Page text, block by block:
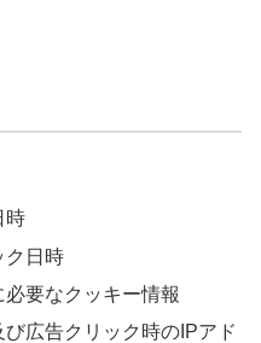
時
日時
要なクッキー情報
広告クリック時のIPアド